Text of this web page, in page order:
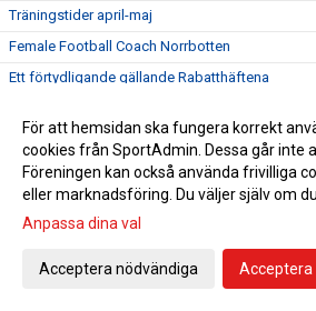
Träningstider april-maj
Female Football Coach Norrbotten
Ett förtydligande gällande Rabatthäftena
Årsmöte Piteå IF FF
Tromb Sportlovsskola
Ansvarspersoner PSG
Viktiga datum för alla ledare
Sportringen bjuder in till Klubbvecka!
Vi hälsar alla barn födda 2012 och deras
För att hemsidan ska fungera korrekt
cookies från SportAdmin. Dessa går inte
Föreningen kan också använda frivilliga
eller marknadsföring. Du väljer själv om
Anpassa dina val
Acceptera nödvändiga Acceptera